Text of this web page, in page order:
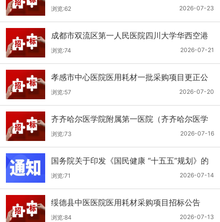
（二次）招标公告
2026-07-23
浏览:62
成都市双流区第一人民医院四川大学华西空港
医院2026年第二批医用耗材采购项目招标公告
2026-07-21
浏览:74
孝感市中心医院医用耗材一批采购项目更正公
告
2026-07-20
浏览:57
齐齐哈尔医学院附属第一医院（齐齐哈尔医学
院第一临床医学院）口腔科医用耗材招标公告
2026-07-16
浏览:73
国务院关于印发《国民健康 “十五五”规划》的
通知
2026-07-14
浏览:71
绥德县中医医院医用耗材采购项目招标公告
2026-07-13
浏览:84